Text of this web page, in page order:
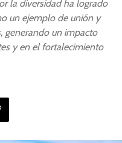
la diversidad ha logrado
un ejemplo de unión y
generando un impacto
y en el fortalecimiento